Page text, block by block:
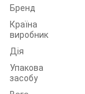
Бренд
Країна
виробник
Дія
Упакова
засобу